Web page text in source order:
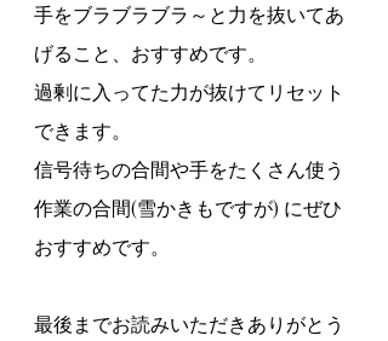
手をブラブラブラ～と力を抜いてあ
げること、おすすめです。
過剰に入ってた力が抜けてリセット
できます。
信号待ちの合間や手をたくさん使う
作業の合間(雪かきもですが) にぜひ
おすすめです。
最後までお読みいただきありがとう